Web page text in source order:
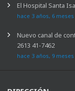
El Hospital Santa
hace 3 años, 6 meses
Nuevo canal de
2613 41-7462
hace 3 años, 9 meses